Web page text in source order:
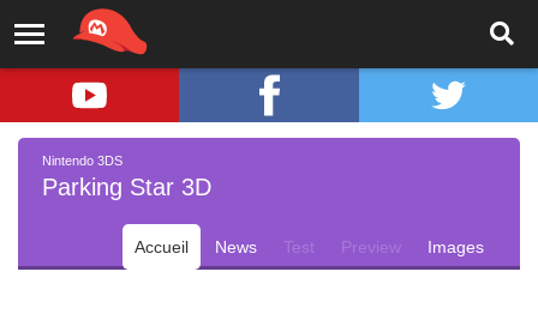
Nintendo 3DS
Parking Star 3D
Accueil News Test Preview Images